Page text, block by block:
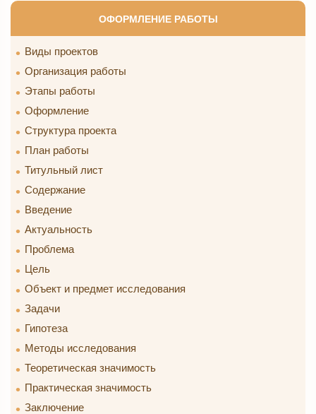
ОФОРМЛЕНИЕ РАБОТЫ
Виды проектов
Организация работы
Этапы работы
Оформление
Структура проекта
План работы
Титульный лист
Содержание
Введение
Актуальность
Проблема
Цель
Объект и предмет исследования
Задачи
Гипотеза
Методы исследования
Теоретическая значимость
Практическая значимость
Заключение